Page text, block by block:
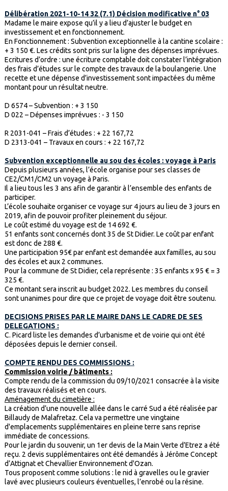
Délibération 2021-10-14 32 (7.1) Décision modificative n° 03
Madame le maire expose qu’il y a lieu d’ajuster le budget en
investissement et en fonctionnement.
En Fonctionnement : Subvention exceptionnelle à la cantine scolaire :
+ 3 150 €. Les crédits sont pris sur la ligne des dépenses imprévues.
Ecritures d’ordre : une écriture comptable doit constater l’intégration
des frais d’études sur le compte des travaux de la boulangerie. Une
recette et une dépense d’investissement sont impactées du même
montant pour un résultat neutre.
D 6574 – Subvention : + 3 150
D 022 – Dépenses imprévues : - 3 150
R 2031-041 – Frais d’études : + 22 167,72
D 2313-041 – Travaux en cours : + 22 167,72
Subvention exceptionnelle au sou des écoles : voyage à Paris
Depuis plusieurs années, l’école organise pour ses classes de
CE2/CM1/CM2 un voyage à Paris.
Il a lieu tous les 3 ans afin de garantir à l’ensemble des enfants de
participer.
L’école souhaite organiser ce voyage sur 4 jours au lieu de 3 jours en
2019, afin de pouvoir profiter pleinement du séjour.
Le coût estimé du voyage est de 14 692 €.
51 enfants sont concernés dont 35 de St Didier. Le coût par enfant
est donc de 288 €.
Une participation 95€ par enfant est demandée aux familles, au sou
des écoles et aux 2 communes.
Pour la commune de St Didier, cela représente : 35 enfants x 95 € = 3
325 €.
Ce montant sera inscrit au budget 2022. Les membres du conseil
sont unanimes pour dire que ce projet de voyage doit être soutenu.
DECISIONS PRISES PAR LE MAIRE DANS LE CADRE DE SES
DELEGATIONS :
C. Picard liste les demandes d’urbanisme et de voirie qui ont été
déposées depuis le dernier conseil.
COMPTE RENDU DES COMMISSIONS :
Commission voirie / bâtiments :
Compte rendu de la commission du 09/10/2021 consacrée à la visite
des travaux réalisés et en cours.
Aménagement du cimetière :
La création d’une nouvelle allée dans le carré Sud a été réalisée par
Billaudy de Malafretaz. Cela va permettre une vingtaine
d'emplacements supplémentaires en pleine terre sans reprise
immédiate de concessions.
Pour le jardin du souvenir, un 1er devis de la Main Verte d’Etrez a été
reçu. 2 devis supplémentaires ont été demandés à Jérôme Concept
d’Attignat et Chevallier Environnement d'Ozan.
Tous proposent comme solutions : le nid à gravelles ou le gravier
lavé avec plusieurs couleurs éventuelles, l’enrobé ou la résine.